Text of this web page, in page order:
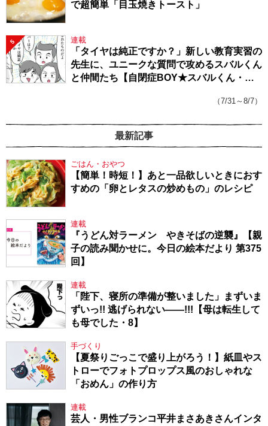
で超簡単「目玉焼きトースト」
5 連載
「タイヤは純正ですか？」新しい教育実習の
先生に、ユニークな質問で攻めるスバルくん
と仲間たち【自閉症BOY★スバルくん・
（7/31～8/7）
最新記事
ごはん・おやつ
【簡単！時短！】あと一品欲しいときにおす
すめの「卵とレタスの炒めもの」のレシピ
連載
『うどん対ラーメン やきそばの逆襲』【親
子の読み聞かせに。今日の絵本だより 第375
回】
連載
「陛下、寝所の準備が整いました」まずいま
ずいっ!! 逃げられない――!!!【母は転生して
も母でした・8】
手づくり
【夏祭りごっこで盛り上がろう！】紙皿やス
トローでフォトプロップス風のおしゃれな
「おめん」の作り方
連載
芸人・男性ブランコ平井まさあきさんインタ